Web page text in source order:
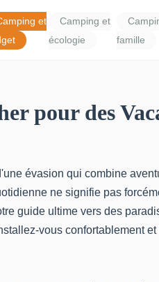
et
Camping et
écologie
famille
pour des
évasion qui combine
ne signifie pas
guide ultime vers des
vous confortablement